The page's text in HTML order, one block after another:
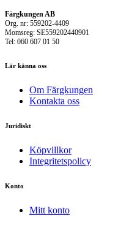
Färgkungen AB
Org. nr: 559202-4409
Momsreg: SE559202440901
Tel: 060 607 01 50
Lär känna oss
Om Färgkungen
Kontakta oss
Juridiskt
Köpvillkor
Integritetspolicy
Konto
Mitt konto